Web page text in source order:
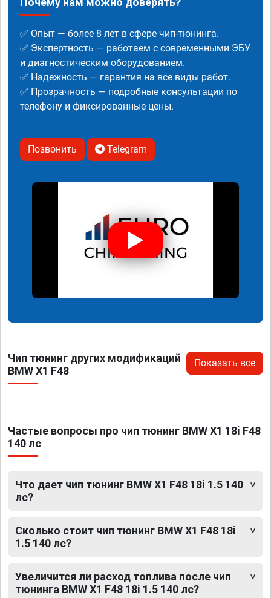
✅ Опыт — более 8 лет в сфере чип-тюнинга.
✅ Экспертность — работаем с современными ЭБУ
и диагностическим оборудованием.
✅ Надежность — гарантия на все виды работ.
✅ Прозрачность — подробные консультации по
телефону и фиксированные цены.
Позвонить Telegram
Чип тюнинг других модификаций
BMW X1 F48
Показать все
Частые вопросы про чип тюнинг BMW X1 18i F48
140 лс
Что дает чип тюнинг BMW X1 F48 18i 1.5 140
лс?
Сколько стоит чип тюнинг BMW X1 F48 18i
1.5 140 лс?
Увеличится ли расход топлива после чип
тюнинга BMW X1 F48 18i 1.5 140 лс?